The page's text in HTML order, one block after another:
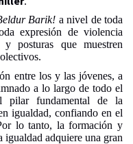
Barik! a nivel de toda
expresión de violencia
y posturas que muestren
entre los y las jóvenes, a
a lo largo de todo el
pilar fundamental de la
igualdad, confiando en el
lo tanto, la formación y
adquiere una gran